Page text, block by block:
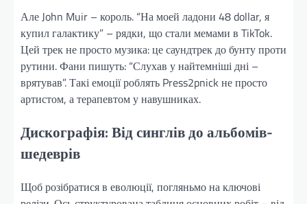
Але John Muir – король. “На моей ладони 48 dollar, я
купил галактику” – рядки, що стали мемами в TikTok.
Цей трек не просто музика: це саундтрек до бунту проти
рутини. Фани пишуть: “Слухав у найтемніші дні –
врятував”. Такі емоції роблять Press2pnick не просто
артистом, а терапевтом у навушниках.
Дискографія: Від синглів до альбомів-
шедеврів
Щоб розібратися в еволюції, погляньмо на ключові